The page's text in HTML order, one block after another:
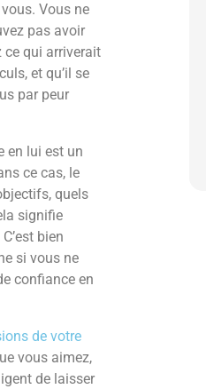
Vous ne
pas avoir
ce qui arriverait
et qu’il se
par peur
en lui est un
ce cas, le
quels
signifie
bien
si vous ne
confiance en
de votre
vous aimez,
de laisser